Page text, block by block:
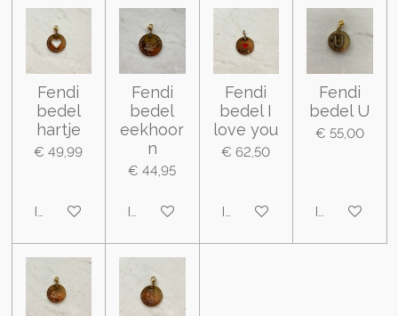
Fendi
bedel
hartje
€ 49,99
In winkelwagen
Fendi
bedel
eekhoor
n
€ 44,95
In winkelwagen
Fendi
bedel I
love you
€ 62,50
In winkelwagen
Fendi
bedel U
€ 55,00
In